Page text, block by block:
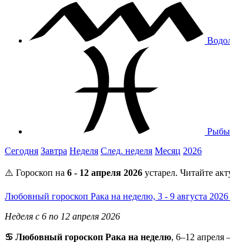
Рыбы
Сегодня Завтра Неделя След. неделя Месяц 2026
⚠️ Гороскоп на 6 - 12 апреля 2026 устарел. Читайте
Любовный гороскоп Рака на неделю, 3 - 9 августа
Неделя с 6 по 12 апреля 2026
♋ Любовный гороскоп Рака на неделю, 6–12